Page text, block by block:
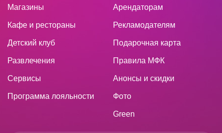
Магазины
Кафе и рестораны
Детский клуб
Развлечения
Сервисы
Программа лояльности
Арендаторам
Рекламодателям
Подарочная карта
Правила МФК
Анонсы и скидки
Фото
Green